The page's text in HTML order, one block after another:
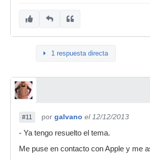
1 respuesta directa
#11 por galvano el 12/12/2013
- Ya tengo resuelto el tema.
Me puse en contacto con Apple y me